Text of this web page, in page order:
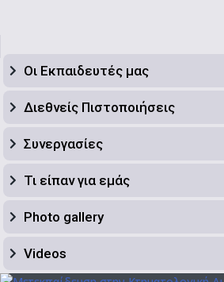
Οι Εκπαιδευτές μας
Διεθνείς Πιστοποιήσεις
Συνεργασίες
Τι είπαν για εμάς
Photo gallery
Videos